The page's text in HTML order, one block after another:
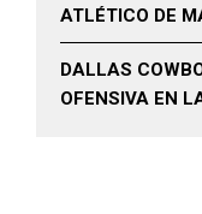
ATLÉTICO DE
DALLAS
OFENSIVA EN